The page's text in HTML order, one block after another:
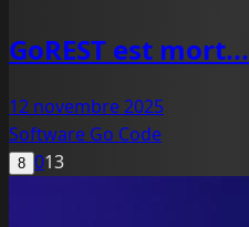
GoREST est mort...
12 novembre 2025
Software Go Code
8 013